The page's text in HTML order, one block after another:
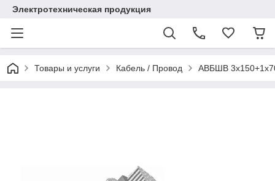
Электротехническая продукция
Товары и услуги Кабель / Провод АВБШВ